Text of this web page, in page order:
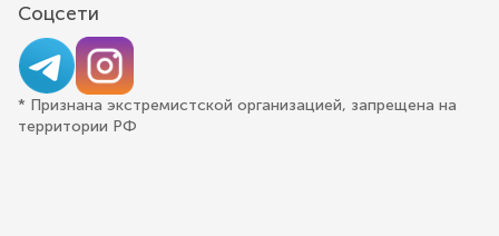
Соцсети
* Признана экстремистской организацией, запрещена на
территории РФ